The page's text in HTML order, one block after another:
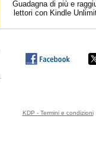
Guadagna di più e
lettori con Kindle
KDP - Termini e condizioni